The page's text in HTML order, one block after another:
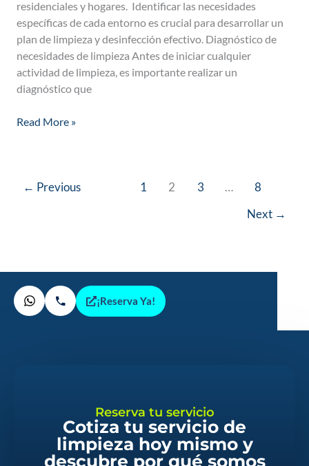
residenciales y hogares. Identificar las necesidades
específicas de cada entorno es crucial para desarrollar un
plan de limpieza y desinfección efectivo. Diagnóstico de
necesidades de limpieza Antes de iniciar cualquier
actividad de limpieza, es importante realizar un
diagnóstico que
Read More »
← Previous 1 2 3 …
8
Next →
¡Reserva Ya!
Reserva tu servicio
Cotiza tu servicio de
limpieza hoy mismo y
descubre por qué somos